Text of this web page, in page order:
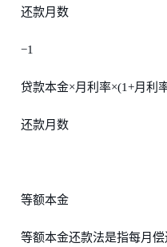
还款月数
−1
贷款本金×月利率×(1+月利
还款月数
等额本金
等额本金还款法是指每月